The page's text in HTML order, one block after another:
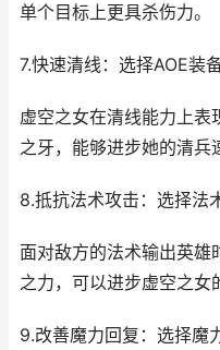
单个目标上更具杀伤力。
7.快速清线：选择AOE装
虚空之女在清线能力上表
之牙，能够进步她的清兵
8.抵抗法术攻击：选择法
面对敌方的法术输出英雄
之力，可以进步虚空之女
9.改善魔力回复：选择魔